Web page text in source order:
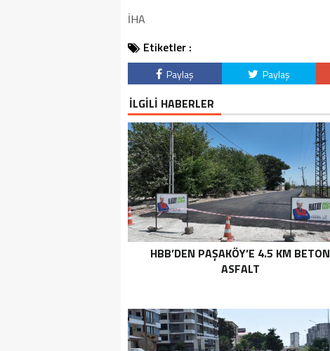
İHA
Etiketler :
Paylaş Paylaş
İLGİLİ HABERLER
HBB’DEN PAŞAKÖY’E 4.5 KM BETON
ASFALT